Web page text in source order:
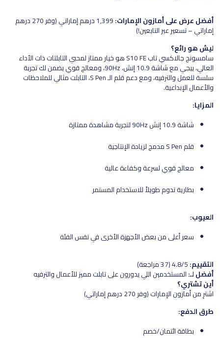
أفضل عرض على أمازون الإمارات: 1,399 درهم إماراتي (وفر 270 درهم
إماراتي – تسعير عبر التابعين!)
ليش هو رائع؟
سامسونج جالاكسي تاب S10 FE هو خيار ممتاز لمحبي التابلتات ذات الأداء
العالي، ييجي مع شاشة 10.9 إنش، 90Hz، ومعالج قوي يضمن لك تجربة
سلسة للعمل والترفيه، ومع دعم قلم الـ S Pen، التابلت مثالي للملاحظات
والأعمال الإبداعية.
المزايا:
شاشة 10.9 إنش 90Hz لتجربة مشاهدة ممتازة
قلم S Pen مدمج لزيادة الإنتاجية
معالج قوي لسرعة وكفاءة عالية
بطارية تدوم طويلاً للاستخدام المستمر
العيوب:
سعر أعلى من بعض الأجهزة الأخرى في نفس الفئة
التقييم:
أفضل لـ:المستخدمين اللي يدورون على تابلت مميز للأعمال والترفيه
أين تشتري؟
اشترِ من أمازون الإمارات (وفر 270 درهم إماراتي)
طرق الدفع:
بطاقة ائتمان/خصم